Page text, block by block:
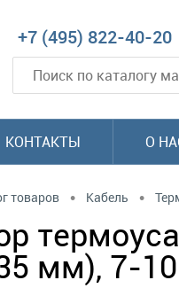
+7 (495) 822-40-20
КОНТАКТЫ О
товаров • Кабель •
мм), 7-